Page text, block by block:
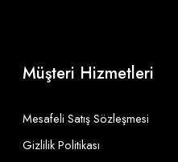
Müşteri Hizmetleri
Mesafeli Satış Sözleşmesi
Gizlilik Politikası